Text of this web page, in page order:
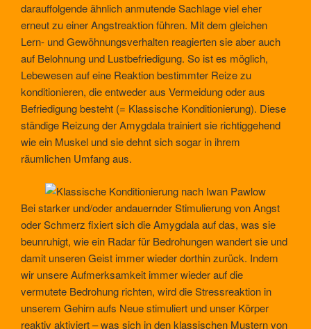
darauffolgende ähnlich anmutende Sachlage viel eher
erneut zu einer Angstreaktion führen. Mit dem gleichen
Lern- und Gewöhnungsverhalten reagierten sie aber auch
auf Belohnung und Lustbefriedigung. So ist es möglich,
Lebewesen auf eine Reaktion bestimmter Reize zu
konditionieren, die entweder aus Vermeidung oder aus
Befriedigung besteht (= Klassische Konditionierung). Diese
ständige Reizung der Amygdala trainiert sie richtiggehend
wie ein Muskel und sie dehnt sich sogar in ihrem
räumlichen Umfang aus.
Bei starker und/oder andauernder Stimulierung von Angst
oder Schmerz fixiert sich die Amygdala auf das, was sie
beunruhigt, wie ein Radar für Bedrohungen wandert sie und
damit unseren Geist immer wieder dorthin zurück. Indem
wir unsere Aufmerksamkeit immer wieder auf die
vermutete Bedrohung richten, wird die Stressreaktion in
unserem Gehirn aufs Neue stimuliert und unser Körper
reaktiv aktiviert – was sich in den klassischen Mustern von